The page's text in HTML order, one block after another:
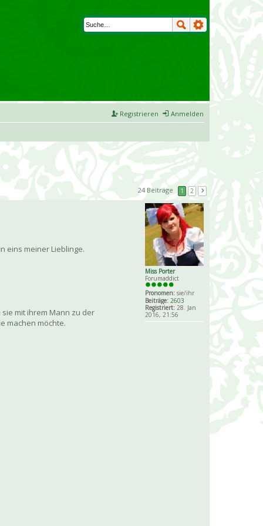
Anmelden
Registrieren
24 Beiträge 1 2
Miss Porter
Forumaddict
Pronomen: sie/ihr
Beiträge: 2603
Registriert: 28. Jan
2016, 21:56
eins meiner Lieblinge.
mit ihrem Mann zu der
machen möchte.